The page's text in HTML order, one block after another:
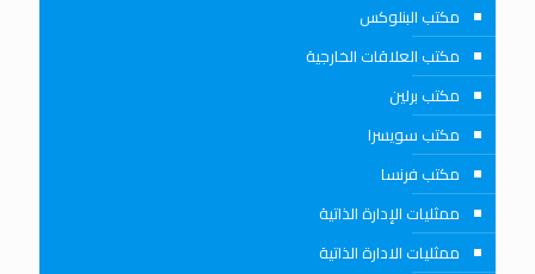
مكتب البنلوكس
مكتب العلاقات الخارجية
مكتب برلين
مكتب سويسرا
مكتب فرنسا
ممثليات الإدارة الذاتية
ممثليات الادارة الذاتية